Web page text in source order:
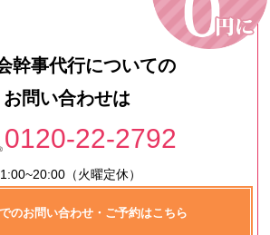
幹事代行についての
お問い合わせは
0120-22-2792
（火曜定休）
のお問い合わせ・ご予約はこちら